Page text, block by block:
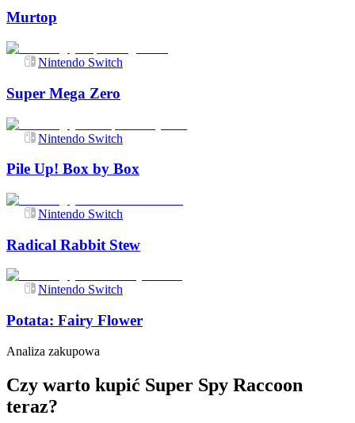
Murtop
Nintendo Switch
Super Mega Zero
Nintendo Switch
Pile Up! Box by Box
Nintendo Switch
Radical Rabbit Stew
Nintendo Switch
Potata: Fairy Flower
Analiza zakupowa
Czy warto kupić Super Spy Raccoon
teraz?